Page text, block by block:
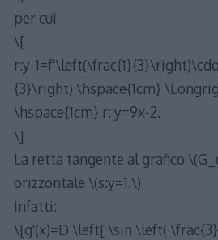
per cui
\[
r:y-
{3}\right) \hspace{1cm}
\hspace{1cm} r: y=9x-2.
\]
La retta tangente al grafico
orizzontale \(s:y=1.\)
Infatti:
\[g'(x)=D \left[ \sin \left(